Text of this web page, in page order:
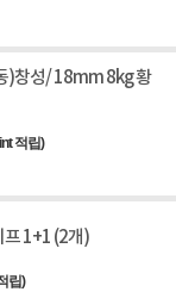
)창성/ 18mm 8kg 황
적립)
프 1+1 (2개)
립)